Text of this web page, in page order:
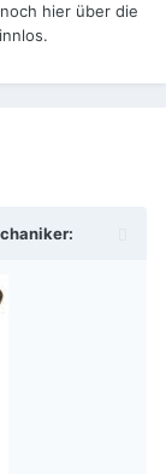
hier über die
: